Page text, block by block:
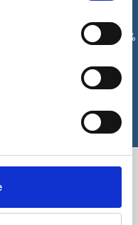
med det samme en 10%